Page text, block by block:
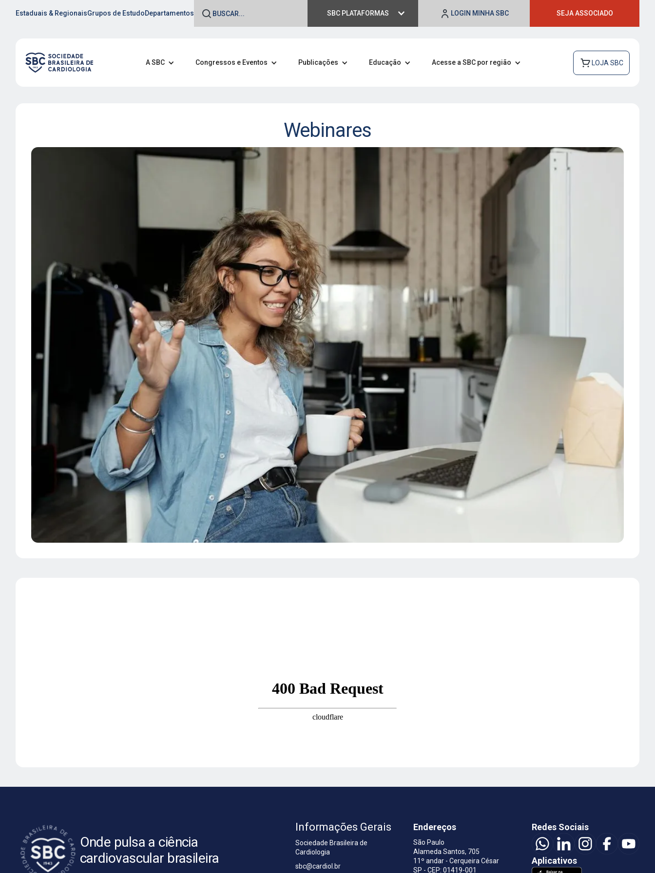
Estaduais & RegionaisGrupos de EstudoDepartamentos SBC PLATAFORMAS LOGIN MINHA SBC SEJA ASSOCIADO
A SBC Congressos e Eventos Publicações Educação Acesse a SBC por região LOJA SBC
Webinares
Onde pulsa a ciência
cardiovascular brasileira
Informações Gerais
Sociedade Brasileira de
Cardiologia
sbc@cardiol.br
Endereços
São Paulo
Alameda Santos, 705
11º andar - Cerqueira César
SP - CEP: 01419-001
Redes Sociais
Aplicativos